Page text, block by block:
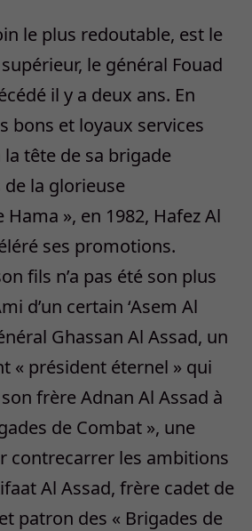
le plus redoutable, est le
le général Fouad
il y a deux ans. En
bons et loyaux services
tête de sa brigade
la glorieuse
», en 1982, Hafez Al
ses promotions.
fils n’a pas été son plus
d’un certain ‘Asem Al
Ghassan Al Assad, un
« président éternel » qui
frère Adnan Al Assad à
de Combat », une
contrecarrer les ambitions
Al Assad, frère cadet de
patron des « Brigades de